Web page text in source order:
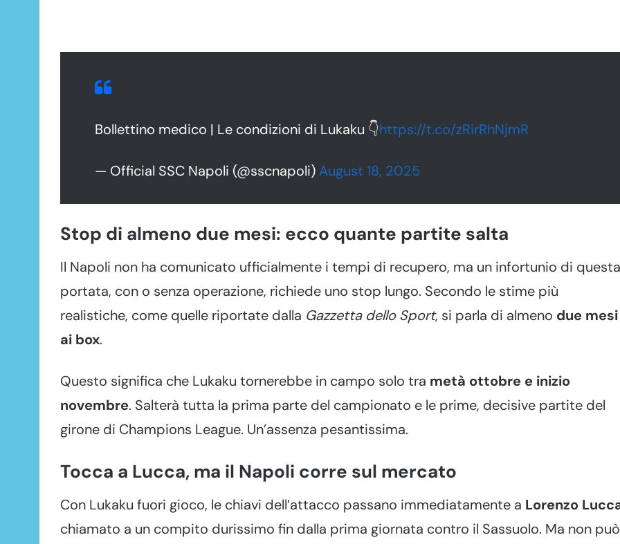
Bollettino medico | Le condizioni di Lukaku 👇https://t.co/zRirRhNjmR
— Official SSC Napoli (@sscnapoli)August 18, 2025
Stop di almeno due mesi: ecco quante partite salta
Il Napoli non ha comunicato ufficialmente i tempi di recupero, ma un infortunio di questa
portata, con o senza operazione, richiede uno stop lungo. Secondo le stime più
realistiche, come quelle riportate dalla Gazzetta dello Sport, si parla di almeno due mesi
ai box.
Questo significa che Lukaku tornerebbe in campo solo tra metà ottobre e inizio
novembre. Salterà tutta la prima parte del campionato e le prime, decisive partite del
girone di Champions League. Un’assenza pesantissima.
Tocca a Lucca, ma il Napoli corre sul mercato
Con Lukaku fuori gioco, le chiavi dell’attacco passano immediatamente a Lorenzo
chiamato a un compito durissimo fin dalla prima giornata contro il Sassuolo. Ma non può